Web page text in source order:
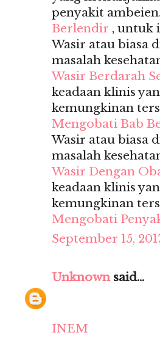
penyakit
Berlendir , untuk
Wasir atau biasa
masalah
Wasir Berdarah
keadaan klinis
kemungkinan
Mengobati Bab
Wasir atau biasa
masalah
Wasir Dengan
keadaan klinis
kemungkinan
Mengobati
September 15,
Unknownsaid...
INEM